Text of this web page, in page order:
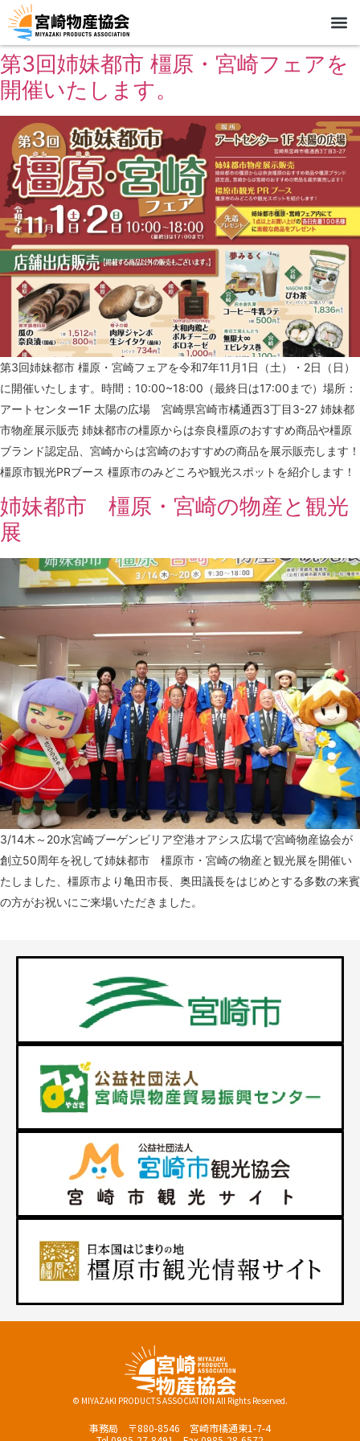
第3回姉妹都市 橿原・宮崎フェアを
開催いたします。
第3回姉妹都市 橿原・宮崎フェアを令和7年11月1日（土）・2日（日）
に開催いたします。時間：10:00~18:00（最終日は17:00まで）場所：
アートセンター1F 太陽の広場 宮崎県宮崎市橘通西3丁目3-27 姉妹都
市物産展示販売 姉妹都市の橿原からは奈良橿原のおすすめ商品や橿原
ブランド認定品、宮崎からは宮崎のおすすめの商品を展示販売します！
橿原市観光PRブース 橿原市のみどころや観光スポットを紹介します！
姉妹都市 橿原・宮崎の物産と観光
展
3/14木～20水宮崎ブーゲンビリア空港オアシス広場で宮崎物産協会が
創立50周年を祝して姉妹都市 橿原市・宮崎の物産と観光展を開催い
たしました、橿原市より亀田市長、奥田議長をはじめとする多数の来賓
の方がお祝いにご来場いただきました。
© MIYAZAKI PRODUCTS ASSOCIATION All Rights Reserved.
事務局 〒880-8546 宮崎市橘通東1-7-4